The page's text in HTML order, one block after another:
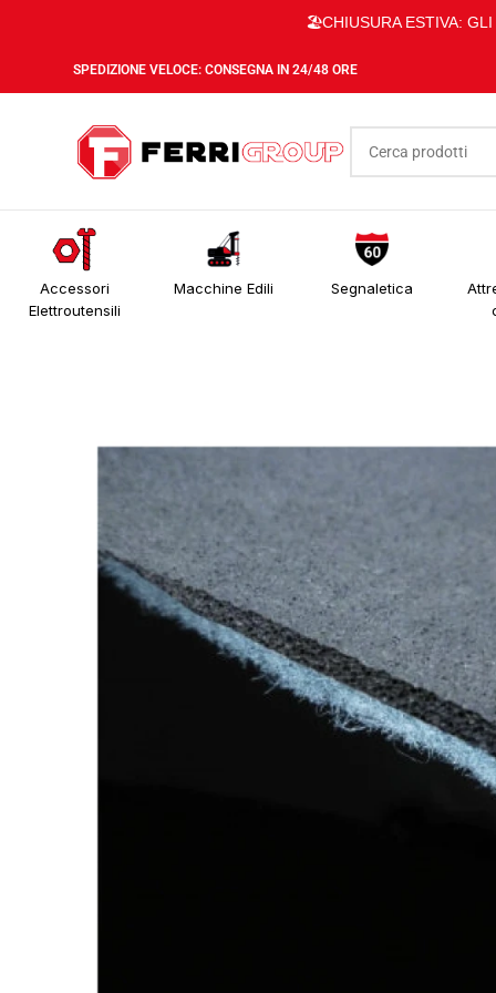
🏖️CHIUSURA ESTIVA: GLI
SPEDIZIONE VELOCE: CONSEGNA IN 24/48 ORE
Accessori
Elettroutensili
Macchine Edili Segnaletica